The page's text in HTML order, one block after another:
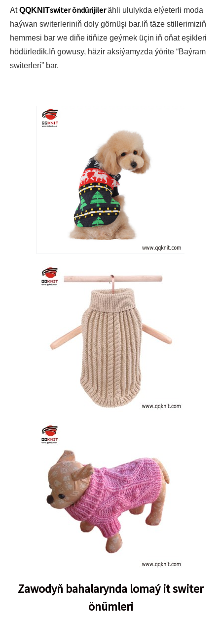
AtQQKNITswiter öndürijilerähli ululykda elýeterli moda
haýwan switerleriniň doly görnüşi bar.Iň täze stillerimiziň
hemmesi bar we diňe itiňize geýmek üçin iň oňat eşikleri
hödürledik.Iň gowusy, häzir aksiýamyzda ýörite “Baýram
switerleri” bar.
Zawodyň bahalarynda lomaý it switer
önümleri